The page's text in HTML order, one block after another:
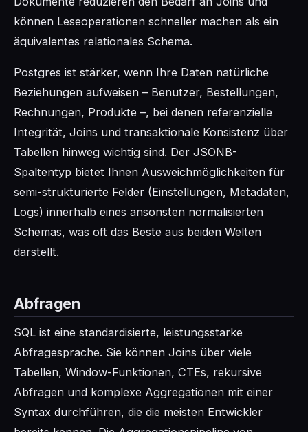
können Leseoperationen schneller machen als ein
äquivalentes relationales Schema.
Postgres ist stärker, wenn Ihre Daten natürliche
Beziehungen aufweisen – Benutzer, Bestellungen,
Rechnungen, Produkte –, bei denen referenzielle
Integrität, Joins und transaktionale Konsistenz über
Tabellen hinweg wichtig sind. Der JSONB-
Spaltentyp bietet Ihnen Ausweichmöglichkeiten für
semi-strukturierte Felder (Einstellungen, Metadaten,
Logs) innerhalb eines ansonsten normalisierten
Schemas, was oft das Beste aus beiden Welten
darstellt.
Abfragen
SQL ist eine standardisierte, leistungsstarke
Abfragesprache. Sie können Joins über viele
Tabellen, Window-Funktionen, CTEs, rekursive
Abfragen und komplexe Aggregationen mit einer
Syntax durchführen, die die meisten Entwickler